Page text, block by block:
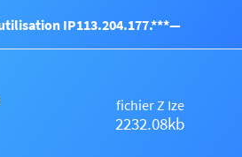
IP113.204.177.***—
fichier Z Ize
2232.08kb